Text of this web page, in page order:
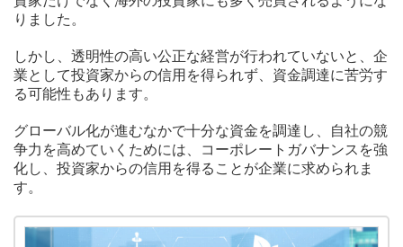
りました。
しかし、透明性の高い公正な経営が行われていないと、企
業として投資家からの信用を得られず、資金調達に苦労す
る可能性もあります。
グローバル化が進むなかで十分な資金を調達し、自社の競
争力を高めていくためには、コーポレートガバナンスを強
化し、投資家からの信用を得ることが企業に求められま
す。